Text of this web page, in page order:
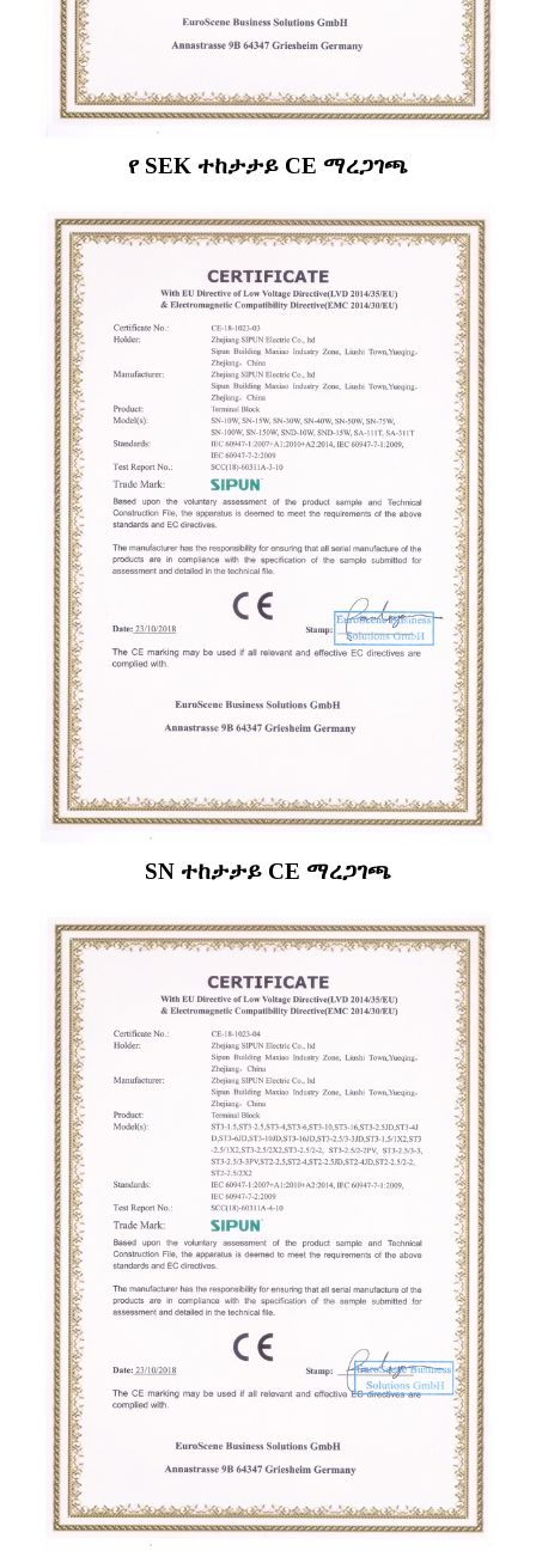
የ SEK ተከታታይ CE ማረጋገጫ
SN ተከታታይ CE ማረጋገጫ